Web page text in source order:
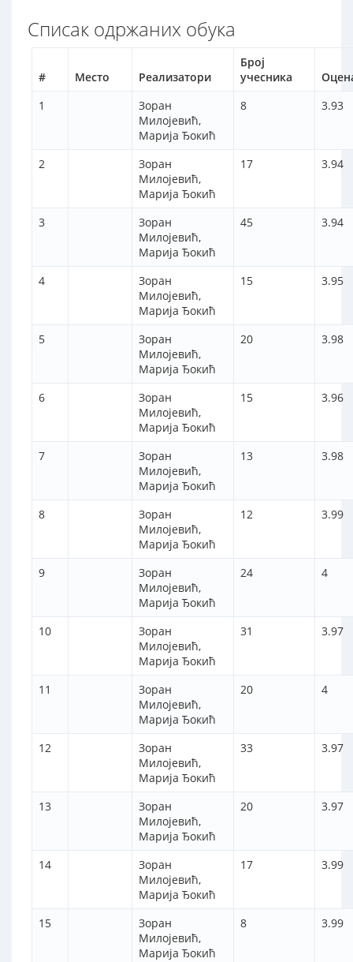
Списак одржаних обука
# Место Реализатори
Број
учесника
1
Зоран
Милојевић,
Марија Ђокић
8 3.93
2
Зоран
Милојевић,
Марија Ђокић
17 3.94
3
Зоран
Милојевић,
Марија Ђокић
45 3.94
4
Зоран
Милојевић,
Марија Ђокић
15 3.95
5
Зоран
Милојевић,
Марија Ђокић
20 3.98
6
Зоран
Милојевић,
Марија Ђокић
15 3.96
7
Зоран
Милојевић,
Марија Ђокић
13 3.98
8
Зоран
Милојевић,
Марија Ђокић
12 3.99
9
Зоран
Милојевић,
Марија Ђокић
24 4
10
Зоран
Милојевић,
Марија Ђокић
31 3.97
11
Зоран
Милојевић,
Марија Ђокић
20 4
12
Зоран
Милојевић,
Марија Ђокић
33 3.97
13
Зоран
Милојевић,
Марија Ђокић
20 3.97
14
Зоран
Милојевић,
Марија Ђокић
17 3.99
15
Зоран
Милојевић,
Марија Ђокић
8 3.99